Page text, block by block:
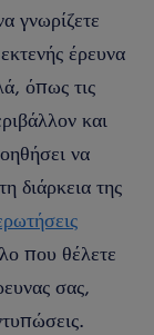
γνωρίζετε
έρευνα
όπως τις
και
να
διάρκεια της
που θέλετε
σας,